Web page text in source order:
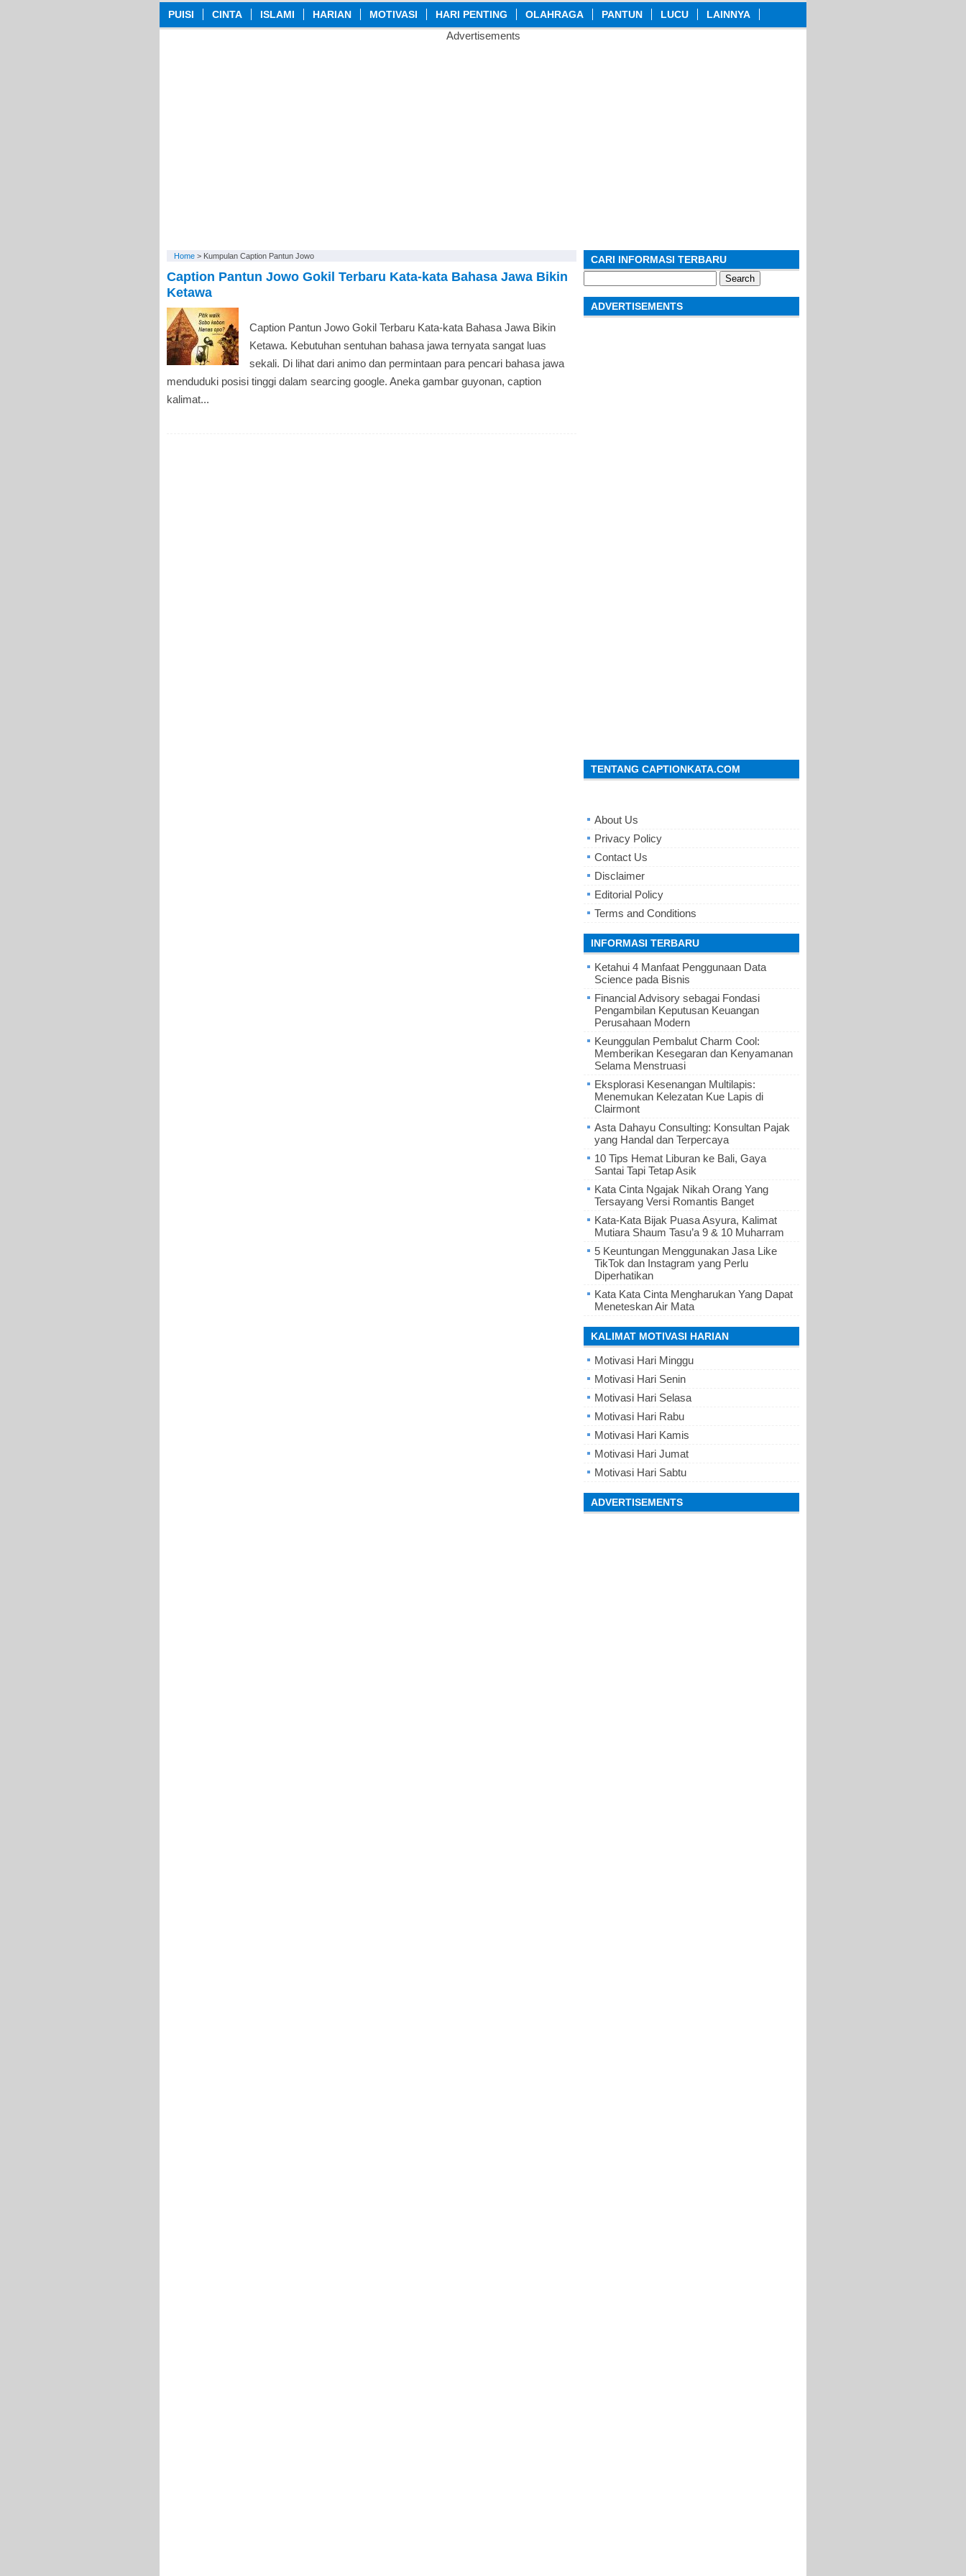
PUISI CINTA ISLAMI HARIAN MOTIVASI HARI PENTING OLAHRAGA PANTUN LUCU LAINNYA
Advertisements
Home > Kumpulan Caption Pantun Jowo
Caption Pantun Jowo Gokil Terbaru Kata-kata Bahasa Jawa Bikin
Ketawa
Caption Pantun Jowo Gokil Terbaru Kata-kata Bahasa Jawa Bikin
Ketawa. Kebutuhan sentuhan bahasa jawa ternyata sangat luas
sekali. Di lihat dari animo dan permintaan para pencari bahasa jawa
menduduki posisi tinggi dalam searcing google. Aneka gambar guyonan, caption
kalimat...
CARI INFORMASI TERBARU
for:
ADVERTISEMENTS
TENTANG CAPTIONKATA.COM
About Us
Privacy Policy
Contact Us
Disclaimer
Editorial Policy
Terms and Conditions
INFORMASI TERBARU
Ketahui 4 Manfaat Penggunaan Data
Science pada Bisnis
Financial Advisory sebagai Fondasi
Pengambilan Keputusan Keuangan
Perusahaan Modern
Keunggulan Pembalut Charm Cool:
Memberikan Kesegaran dan Kenyamanan
Selama Menstruasi
Eksplorasi Kesenangan Multilapis:
Menemukan Kelezatan Kue Lapis di
Clairmont
Asta Dahayu Consulting: Konsultan Pajak
yang Handal dan Terpercaya
10 Tips Hemat Liburan ke Bali, Gaya
Santai Tapi Tetap Asik
Kata Cinta Ngajak Nikah Orang Yang
Tersayang Versi Romantis Banget
Kata-Kata Bijak Puasa Asyura, Kalimat
Mutiara Shaum Tasu’a 9 & 10 Muharram
5 Keuntungan Menggunakan Jasa Like
TikTok dan Instagram yang Perlu
Diperhatikan
Kata Kata Cinta Mengharukan Yang Dapat
Meneteskan Air Mata
KALIMAT MOTIVASI HARIAN
Motivasi Hari Minggu
Motivasi Hari Senin
Motivasi Hari Selasa
Motivasi Hari Rabu
Motivasi Hari Kamis
Motivasi Hari Jumat
Motivasi Hari Sabtu
ADVERTISEMENTS